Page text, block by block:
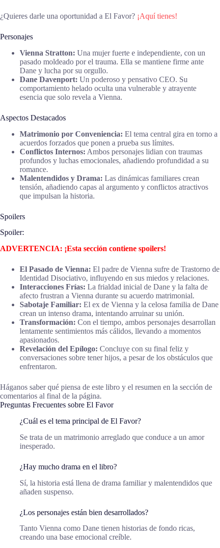
¿Quieres darle una oportunidad a El Favor? ¡Aquí tienes!
Personajes
Vienna Stratton: Una mujer fuerte e independiente, con un
pasado moldeado por el trauma. Ella se mantiene firme ante
Dane y lucha por su orgullo.
Dane Davenport: Un poderoso y pensativo CEO. Su
comportamiento helado oculta una vulnerable y atrayente
esencia que solo revela a Vienna.
Aspectos Destacados
Matrimonio por Conveniencia: El tema central gira en torno a
acuerdos forzados que ponen a prueba sus límites.
Conflictos Internos: Ambos personajes lidian con traumas
profundos y luchas emocionales, añadiendo profundidad a su
romance.
Malentendidos y Drama: Las dinámicas familiares crean
tensión, añadiendo capas al argumento y conflictos atractivos
que impulsan la historia.
Spoilers
Spoiler:
ADVERTENCIA: ¡Esta sección contiene spoilers!
El Pasado de Vienna: El padre de Vienna sufre de Trastorno de
Identidad Disociativo, influyendo en sus miedos y relaciones.
Interacciones Frías: La frialdad inicial de Dane y la falta de
afecto frustran a Vienna durante su acuerdo matrimonial.
Sabotaje Familiar: El ex de Vienna y la celosa familia de Dane
crean un intenso drama, intentando arruinar su unión.
Transformación: Con el tiempo, ambos personajes desarrollan
lentamente sentimientos más cálidos, llevando a momentos
apasionados.
Revelación del Epílogo: Concluye con su final feliz y
conversaciones sobre tener hijos, a pesar de los obstáculos que
enfrentaron.
Háganos saber qué piensa de este libro y el resumen en la sección de
comentarios al final de la página.
Preguntas Frecuentes sobre El Favor
¿Cuál es el tema principal de El Favor?
Se trata de un matrimonio arreglado que conduce a un amor
inesperado.
¿Hay mucho drama en el libro?
Sí, la historia está llena de drama familiar y malentendidos que
añaden suspenso.
¿Los personajes están bien desarrollados?
Tanto Vienna como Dane tienen historias de fondo ricas,
creando una base emocional creíble.